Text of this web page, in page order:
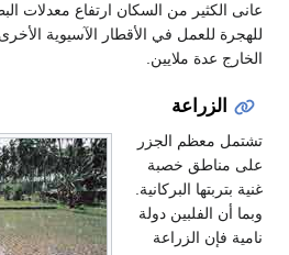
عانى الكثير من السكان ارتفاع معدلات
للهجرة للعمل في الأقطار الآسيوية
الخارج عدة ملايين.
الزراعة
تشتمل معظم الجزر
على مناطق خصبة
غنية بتربتها البركانية.
وبما أن الفلبين دولة
نامية فإن الزراعة